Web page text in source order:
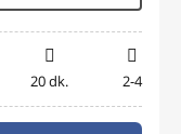
20 dk. 2-4